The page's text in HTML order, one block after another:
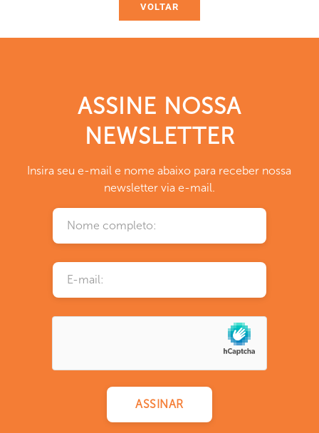
VOLTAR
ASSINE NOSSA
NEWSLETTER
Insira seu e-mail e nome abaixo para receber nossa
newsletter via e-mail.